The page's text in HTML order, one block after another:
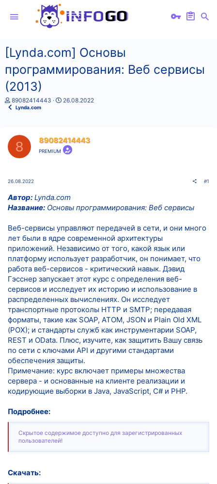
[Lynda.com] Основы
программирования: Веб сервисы
(2013)
А
в
т
м
89082414443
Д
а
ч
а
26.08.2022
Lynda.com
8 89082414443
PREMIUM
26.08.2022 #1
Автор: Lynda.com
Название: Основы программирования: Веб сервисы
Веб-сервисы управляют передачей в сети, и они много
лет были в ядре современной архитектуры
приложений. Независимо от того, какой язык или
платформу использует разработчик, он понимает, что
работа веб-сервисов - критический навык. Дэвид
Гэсснер запускает этот курс с определения веб-
сервисов и исследует их историю и использование в
распределенных вычислениях. Он исследует
транспортные протоколы HTTP и SMTP; передавая
форматы, такие как SOAP, ATOM, JSON и Plain Old XML
(POX); и стандарты служб как инструментарии SOAP,
REST и OData. Плюс, изучите, как защитить Вашу связь
по сети с ключами API и другими стандартами
обеспечения защиты.
Примечание: курс включает примеры множества
сервера - и основанные на клиенте реализации и
кодирующие выборки в Java, JavaScript, C# и PHP.
Подробнее:
Скрытое содержимое доступно для зарегистрированных
пользователей!
Скачать: